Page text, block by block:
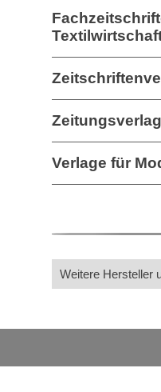
Verlage für
Weitere Hersteller